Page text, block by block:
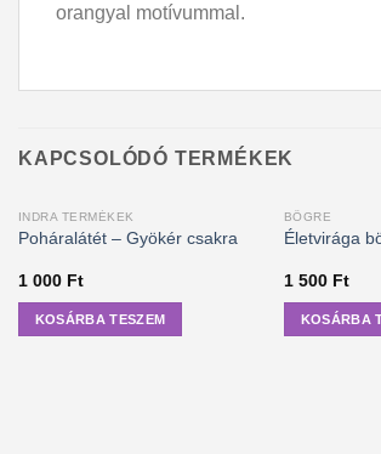
orangyal motívummal.
KAPCSOLÓDÓ TERMÉKEK
INDRA TERMÉKEK
Poháralátét – Gyökér csakra
1 000 Ft
KOSÁRBA TESZEM
BÖGRE
Életvirága
1 500 Ft
KOSÁRBA